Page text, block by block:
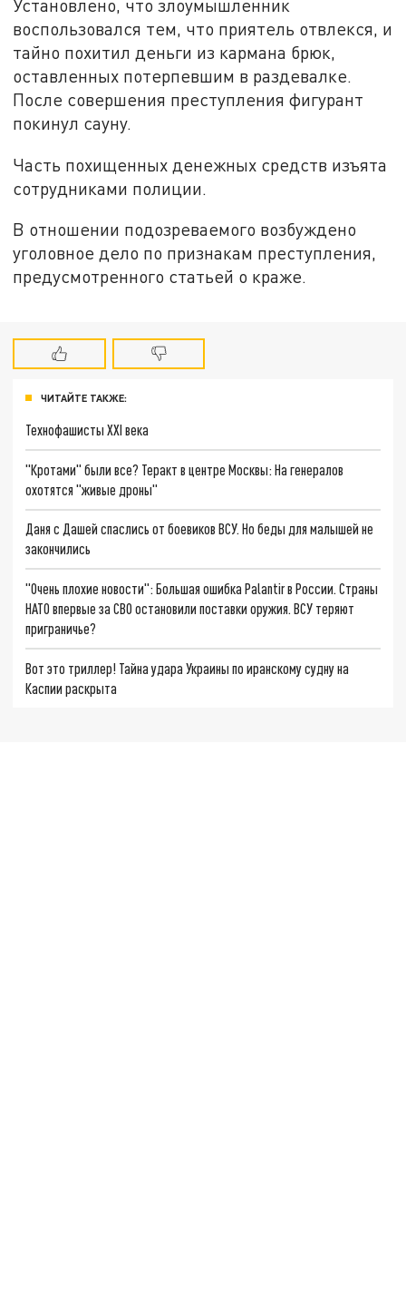
Установлено, что злоумышленник
воспользовался тем, что приятель отвлекся, и
тайно похитил деньги из кармана брюк,
оставленных потерпевшим в раздевалке.
После совершения преступления фигурант
покинул сауну.
Часть похищенных денежных средств изъята
сотрудниками полиции.
В отношении подозреваемого возбуждено
уголовное дело по признакам преступления,
предусмотренного статьей о краже.
ЧИТАЙТЕ ТАКЖЕ:
Технофашисты XXI века
"Кротами" были все? Теракт в центре Москвы: На генералов
охотятся "живые дроны"
Даня с Дашей спаслись от боевиков ВСУ. Но беды для малышей не
закончились
"Очень плохие новости": Большая ошибка Palantir в России. Страны
НАТО впервые за СВО остановили поставки оружия. ВСУ теряют
приграничье?
Вот это триллер! Тайна удара Украины по иранскому судну на
Каспии раскрыта